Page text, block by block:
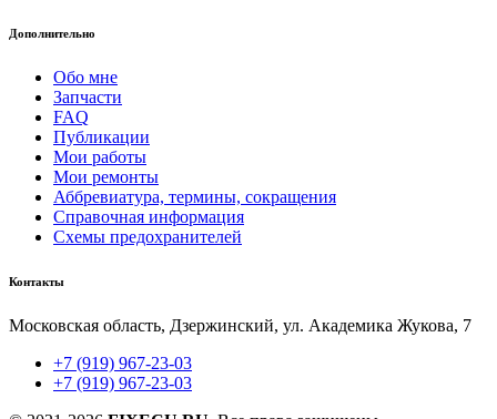
Дополнительно
Обо мне
Запчасти
FAQ
Публикации
Мои работы
Мои ремонты
Аббревиатура, термины, сокращения
Справочная информация
Схемы предохранителей
Контакты
Московская область, Дзержинский, ул. Академика Жукова, 7
+7 (919) 967-23-03
+7 (919) 967-23-03